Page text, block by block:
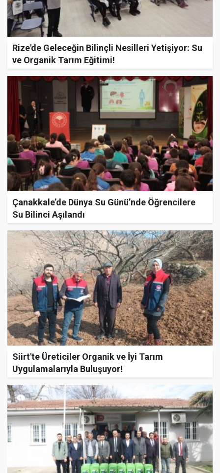
Rize'de Geleceğin Bilinçli Nesilleri Yetişiyor: Su
ve Organik Tarım Eğitimi!
Çanakkale’de Dünya Su Günü’nde Öğrencilere
Su Bilinci Aşılandı
Siirt'te Üreticiler Organik ve İyi Tarım
Uygulamalarıyla Buluşuyor!